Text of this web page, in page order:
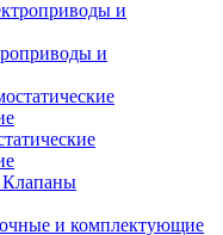
и
Клапаны